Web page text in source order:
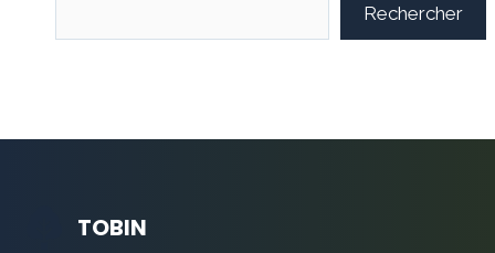
Rechercher
TOBIN